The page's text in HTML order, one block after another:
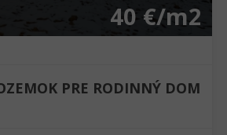
40 €/m2
PRE RODINNÝ DOM